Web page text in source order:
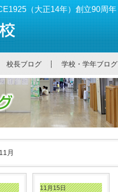
（大正14年）創立90周年
校長ブログ 学校・学年ブログ
月
11月15日